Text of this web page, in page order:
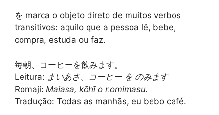
を marca o objeto direto de muitos verbos
transitivos: aquilo que a pessoa lê, bebe,
compra, estuda ou faz.
毎朝、コーヒーを飲みます。
Leitura: まいあさ、コーヒー を のみます
Romaji: Maiasa, kōhī o nomimasu.
Tradução: Todas as manhãs, eu bebo café.